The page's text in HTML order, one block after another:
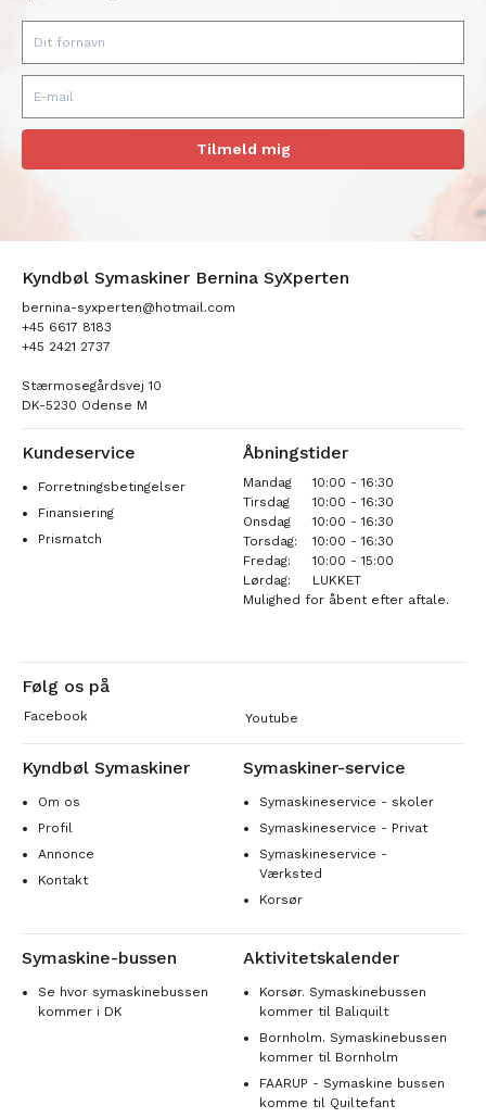
Tilmeld mig
Kyndbøl Symaskiner Bernina SyXperten
bernina-syxperten@hotmail.com
+45 6617 8183
+45 2421 2737
Stærmosegårdsvej 10
DK-5230 Odense M
Kundeservice
Forretningsbetingelser
Finansiering
Prismatch
Åbningstider
Mandag
10:00 - 16:30
Tirsdag
10:00 - 16:30
Onsdag
10:00 - 16:30
Torsdag:
10:00 - 16:30
Fredag:
10:00 - 15:00
Lørdag:
LUKKET
Mulighed for åbent efter aftale.
Følg os på
Facebook Youtube
Kyndbøl Symaskiner
Om os
Profil
Annonce
Kontakt
Symaskiner-service
Symaskineservice - skoler
Symaskineservice - Privat
Symaskineservice -
Værksted
Korsør
Symaskine-bussen
Se hvor symaskinebussen
kommer i DK
Aktivitetskalender
Korsør. Symaskinebussen
kommer til Baliquilt
Bornholm. Symaskinebussen
kommer til Bornholm
FAARUP - Symaskine bussen
komme til Quiltefant